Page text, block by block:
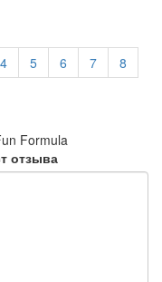
4 5 6 7
8
Formula
отзыва